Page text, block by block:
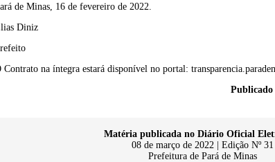
de Minas, 16 de fevereiro de 2022.
Diniz
Contrato na íntegra estará disponível no portal:
Matéria publicada no Diário Oficial
08 de março de 2022 | Edição Nº 31
Prefeitura de Pará de Minas